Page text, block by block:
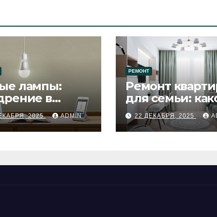
лампы:
в
ремонта
2025 ADMIN
РЕМОНТ
Ремонт
для семьи:
будет удобен
22 ДЕКАБРЯ, 2025